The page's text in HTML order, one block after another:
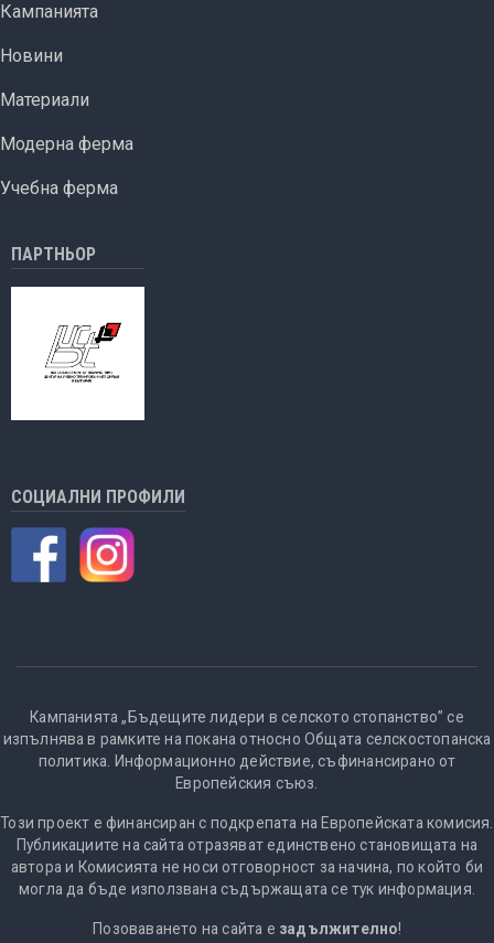
Кампанията
Новини
Материали
Модерна ферма
Учебна ферма
ПАРТНЬОР
СОЦИАЛНИ ПРОФИЛИ
Кампанията „Бъдещите лидери в селското стопанство” се
изпълнява в рамките на покана относно Общата селскостопанска
политика. Информационно действие, съфинансирано от
Европейския съюз.
Този проект е финансиран с подкрепата на Европейската комисия.
Публикациите на сайта отразяват единствено становищата на
автора и Комисията не носи отговорност за начина, по който би
могла да бъде използвана съдържащата се тук информация.
Позоваването на сайта е задължително!